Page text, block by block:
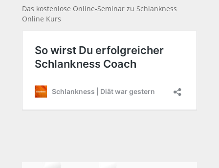
Das kostenlose Online-Seminar zu Schlankness
Online Kurs